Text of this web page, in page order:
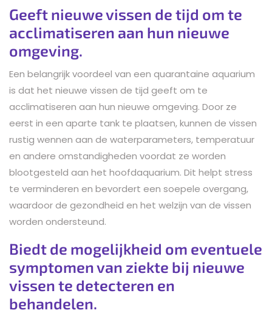
Geeft nieuwe vissen de tijd om te
acclimatiseren aan hun nieuwe
omgeving.
Een belangrijk voordeel van een quarantaine aquarium
is dat het nieuwe vissen de tijd geeft om te
acclimatiseren aan hun nieuwe omgeving. Door ze
eerst in een aparte tank te plaatsen, kunnen de vissen
rustig wennen aan de waterparameters, temperatuur
en andere omstandigheden voordat ze worden
blootgesteld aan het hoofdaquarium. Dit helpt stress
te verminderen en bevordert een soepele overgang,
waardoor de gezondheid en het welzijn van de vissen
worden ondersteund.
Biedt de mogelijkheid om eventuele
symptomen van ziekte bij nieuwe
vissen te detecteren en
behandelen.